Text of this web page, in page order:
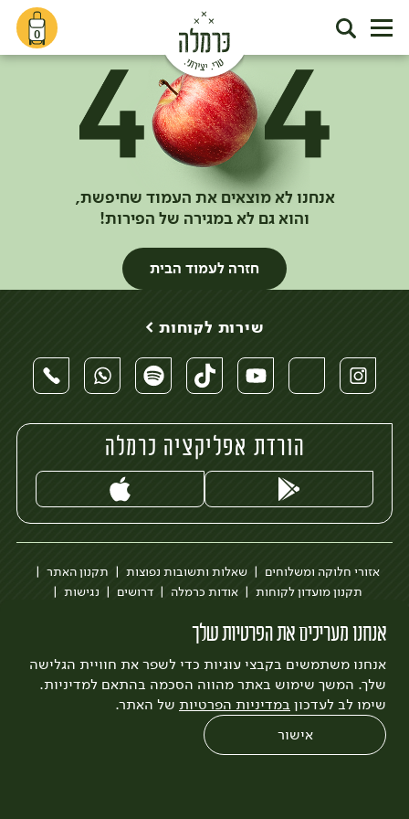
0
אנחנו לא מוצאים את העמוד שחיפשת,
והוא גם לא במגירה של הפירות!
חזרה לעמוד הבית
אנחנו מעריכים את הפרטיות שלך
אנחנו משתמשים בקבצי עוגיות כדי לשפר את חוויית הגלישה
שלך. המשך שימוש באתר מהווה הסכמה בהתאם למדיניות.
שימו לב לעדכון במדיניות הפרטיות של האתר.
אישור
שירות לקוחות >
הורדת אפליקציה כרמלה
אזורי חלוקה ומשלוחים שאלות ותשובות נפוצות
תקנון האתר
תקנון מועדון לקוחות
אודות כרמלה דרושים
נגישות
לצפייה בעדכון מדיניות פרטיות
עיצוב:3bears פיתוח:Quatro